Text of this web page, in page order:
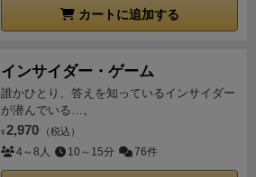
カートに追加する
インサイダー・ゲーム
誰かひとり、答えを知っているインサイダー
が潜んでいる…。
¥ 2,970 （税込）
4～8人 10～15分 76件